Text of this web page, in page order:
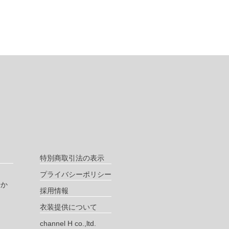
特別商取引法の表示
プライバシーポリシー
採用情報
衣装提供について
channel H co.,ltd.